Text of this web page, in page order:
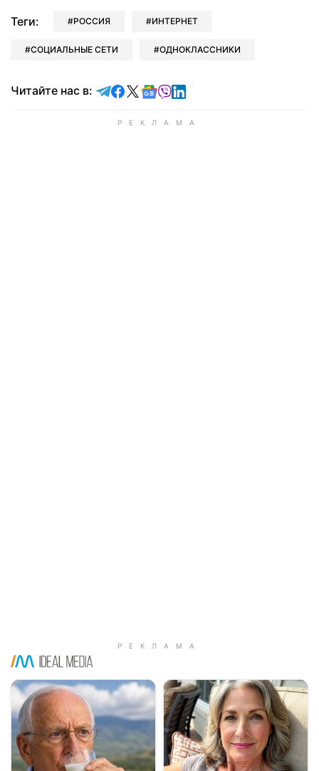
Теги: РОССИЯ ИНТЕРНЕТ
СОЦИАЛЬНЫЕ СЕТИ ОДНОКЛАССНИКИ
Читайте нас в: Читайте в Telegram
Читайте в Facebook
Читайте в X
Читайте в Google news
Читайте в Viber
Читайте в LinkedIn